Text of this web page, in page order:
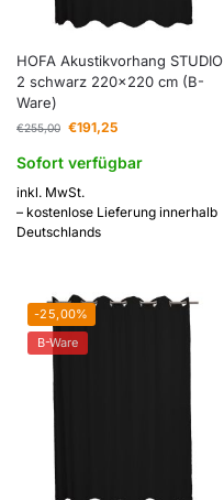
HOFA Akustikvorhang STUDIO
2 schwarz 220×220 cm (B-
Ware)
€255,00 €191,25
Sofort verfügbar
inkl. MwSt.
– kostenlose Lieferung innerhalb
Deutschlands
-25,00%
B-Ware